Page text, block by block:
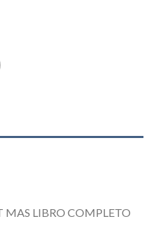
MAS LIBRO COMPLETO